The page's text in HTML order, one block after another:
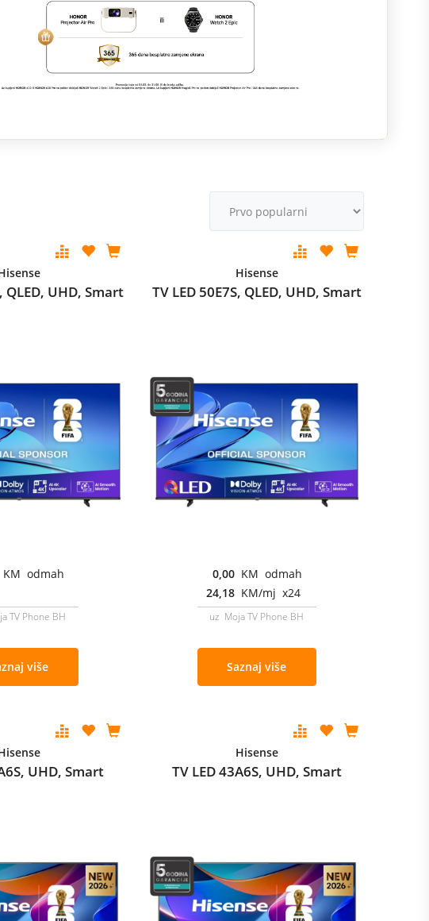
QLED, UHD, Smart
KM odmah
TV Phone BH
više
Hisense
TV LED 50E7S, QLED, UHD, Smart
0,00 KM odmah
24,18 KM/mj x24
uz Moja TV Phone BH
Saznaj više
UHD, Smart
Hisense
TV LED 43A6S, UHD, Smart